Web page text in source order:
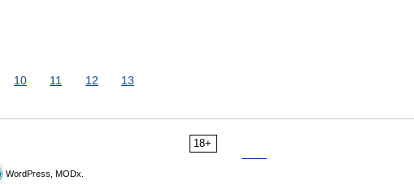
10 11 12 13
18+
WordPress, MODx.